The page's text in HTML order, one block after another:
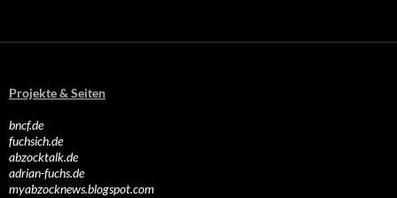
Projekte & Seiten
bncf.de
fuchsich.de
abzocktalk.de
adrian-fuchs.de
myabzocknews.blogspot.com